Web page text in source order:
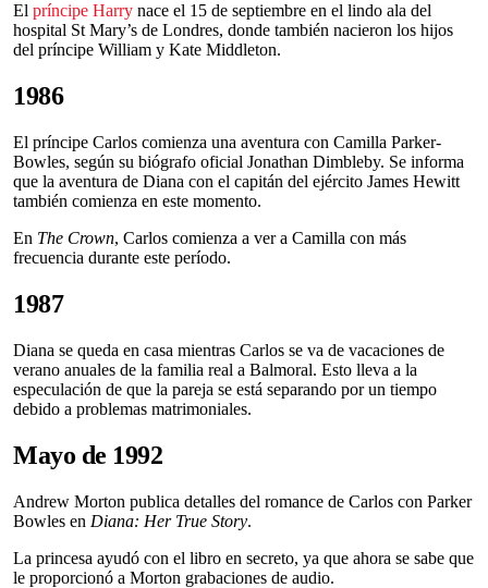
El príncipe Harry nace el 15 de septiembre en el lindo ala del
hospital St Mary’s de Londres, donde también nacieron los hijos
del príncipe William y Kate Middleton.
1986
El príncipe Carlos comienza una aventura con Camilla Parker-
Bowles, según su biógrafo oficial Jonathan Dimbleby. Se informa
que la aventura de Diana con el capitán del ejército James Hewitt
también comienza en este momento.
En The Crown, Carlos comienza a ver a Camilla con más
frecuencia durante este período.
1987
Diana se queda en casa mientras Carlos se va de vacaciones de
verano anuales de la familia real a Balmoral. Esto lleva a la
especulación de que la pareja se está separando por un tiempo
debido a problemas matrimoniales.
Mayo de 1992
Andrew Morton publica detalles del romance de Carlos con Parker
Bowles en Diana: Her True Story.
La princesa ayudó con el libro en secreto, ya que ahora se sabe que
le proporcionó a Morton grabaciones de audio.